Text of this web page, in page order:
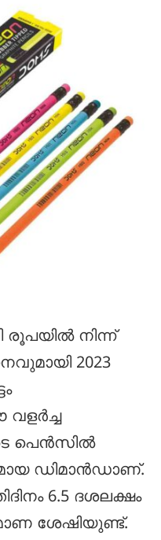
രൂപയിൽ നിന്ന്
2023
പെൻസിൽ
ഡിമാൻഡാണ്.
6.5 ദശലക്ഷം
ശേഷിയുണ്ട്.